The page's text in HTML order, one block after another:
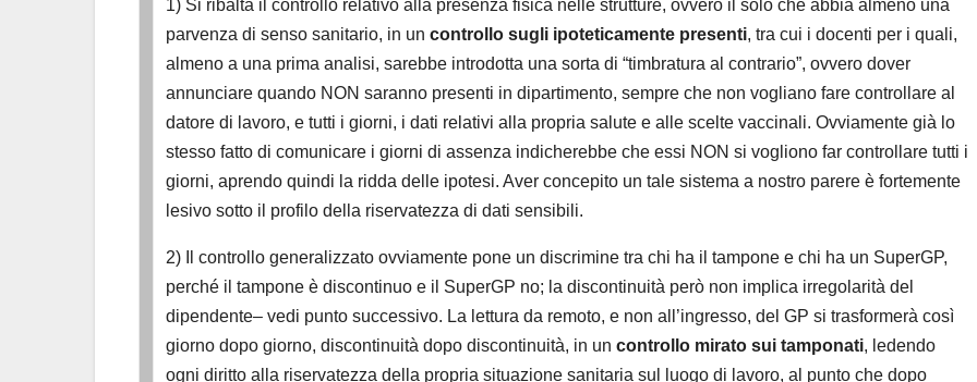
1) Si ribalta il controllo relativo alla presenza fisica nelle strutture, ovvero il solo che abbia almeno una
parvenza di senso sanitario, in un controllo sugli ipoteticamente presenti, tra cui i docenti per i quali,
almeno a una prima analisi, sarebbe introdotta una sorta di “timbratura al contrario”, ovvero dover
annunciare quando NON saranno presenti in dipartimento, sempre che non vogliano fare controllare al
datore di lavoro, e tutti i giorni, i dati relativi alla propria salute e alle scelte vaccinali. Ovviamente già lo
stesso fatto di comunicare i giorni di assenza indicherebbe che essi NON si vogliono far controllare tutti i
giorni, aprendo quindi la ridda delle ipotesi. Aver concepito un tale sistema a nostro parere è fortemente
lesivo sotto il profilo della riservatezza di dati sensibili.
2) Il controllo generalizzato ovviamente pone un discrimine tra chi ha il tampone e chi ha un SuperGP,
perché il tampone è discontinuo e il SuperGP no; la discontinuità però non implica irregolarità del
dipendente– vedi punto successivo. La lettura da remoto, e non all’ingresso, del GP si trasformerà così
giorno dopo giorno, discontinuità dopo discontinuità, in un controllo mirato sui tamponati, ledendo
ogni diritto alla riservatezza della propria situazione sanitaria sul luogo di lavoro, al punto che dopo